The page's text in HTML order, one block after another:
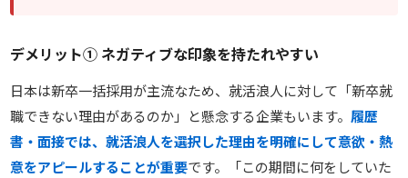
デメリット① ネガティブな印象を持たれやすい
日本は新卒一括採用が主流なため、就活浪人に対して「新卒就
職できない理由があるのか」と懸念する企業もいます。履歴
書・面接では、就活浪人を選択した理由を明確にして意欲・熱
意をアピールすることが重要です。「この期間に何をしていた